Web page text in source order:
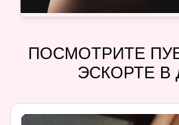
ПОСМОТРИТЕ
ЭСКОРТЕ В